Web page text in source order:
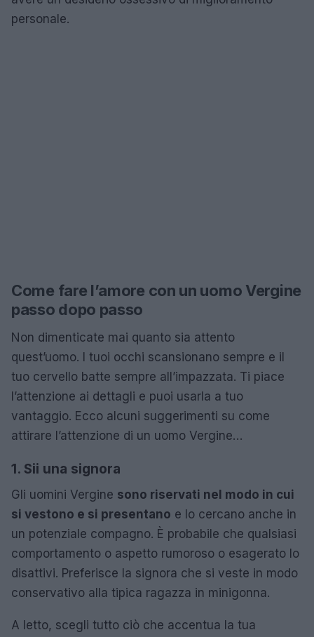
personale.
Come fare l’amore con un uomo Vergine
passo dopo passo
Non dimenticate mai quanto sia attento
quest’uomo. I tuoi occhi scansionano sempre e il
tuo cervello batte sempre all’impazzata. Ti piace
l’attenzione ai dettagli e puoi usarla a tuo
vantaggio. Ecco alcuni suggerimenti su come
attirare l’attenzione di un uomo Vergine…
1. Sii una signora
Gli uomini Vergine sono riservati nel modo in cui
si vestono e si presentano e lo cercano anche in
un potenziale compagno. È probabile che qualsiasi
comportamento o aspetto rumoroso o esagerato lo
disattivi. Preferisce la signora che si veste in modo
conservativo alla tipica ragazza in minigonna.
A letto, scegli tutto ciò che accentua la tua